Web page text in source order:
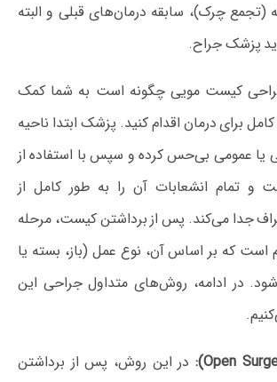
چرک)، سابقه درمان‌های قبلی و البته
پزشک جراح.
کیست مویی چگونه است به شما کمک
برای درمان اقدام کنید. پزشک ابتدا ناحیه
یا عمومی بی‌حس کرده و سپس با استفاده از
و تمام انشعابات آن را به طور کامل از
جدا می‌کند. پس از برداشتن کیست، مرحله
که بر اساس آن، نوع عمل (باز، بسته یا
در ادامه، روش‌های متداول جراحی این
در این روش، پس از برداشتن